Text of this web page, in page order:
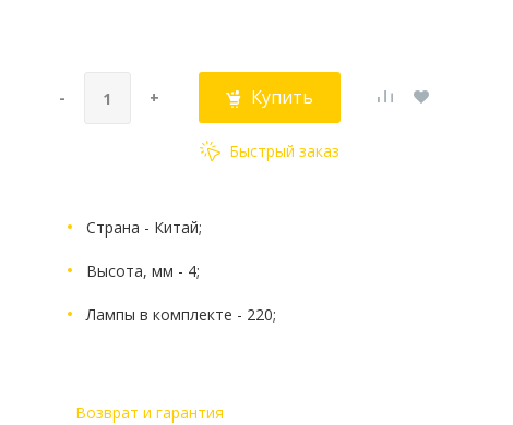
- + Купить
Быстрый заказ
Страна - Китай;
Высота, мм - 4;
Лампы в комплекте - 220;
Возврат и гарантия